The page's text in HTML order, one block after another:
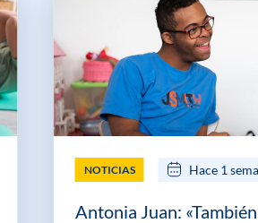
NOTICIAS Hace 1
Antonia Juan: